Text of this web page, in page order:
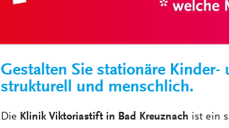
Gestalten Sie stationäre
strukturell und menschlich.
Die Klinik Viktoriastift in Bad Kreuznach ist ein